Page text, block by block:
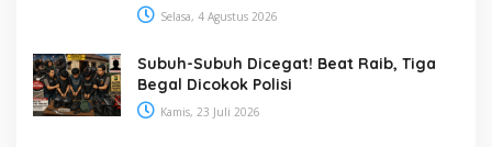
Selasa, 4 Agustus 2026
Subuh-Subuh Dicegat! Beat Raib, Tiga
Begal Dicokok Polisi
Kamis, 23 Juli 2026